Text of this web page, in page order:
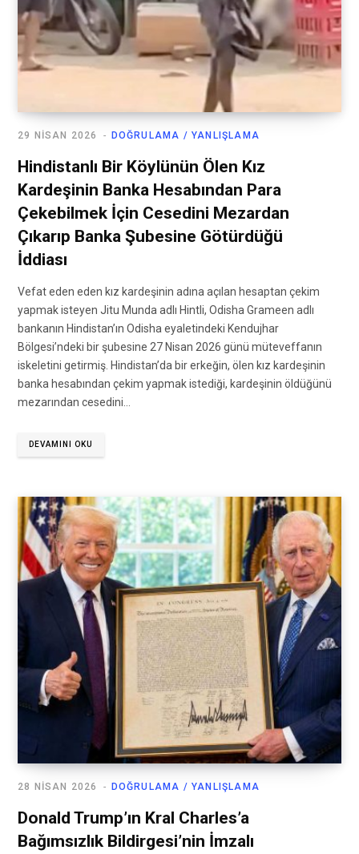
DOĞRULAMA / YANLIŞLAMA
29 NISAN 2026
Hindistanlı Bir Köylünün Ölen Kız
Kardeşinin Banka Hesabından Para
Çekebilmek İçin Cesedini Mezardan
Çıkarıp Banka Şubesine Götürdüğü
İddiası
Vefat eden eden kız kardeşinin adına açılan hesaptan çekim
yapmak isteyen Jitu Munda adlı Hintli, Odisha Grameen adlı
bankanın Hindistan’ın Odisha eyaletindeki Kendujhar
Bölgesi’ndeki bir şubesine 27 Nisan 2026 günü müteveffanın
iskeletini getirmiş. Hindistan’da bir erkeğin, ölen kız kardeşinin
banka hesabından çekim yapmak istediği, kardeşinin öldüğünü
mezarından cesedini…
DEVAMINI OKU
DOĞRULAMA / YANLIŞLAMA
28 NISAN 2026
Donald Trump’ın Kral Charles’a
Bağımsızlık Bildirgesi’nin İmzalı